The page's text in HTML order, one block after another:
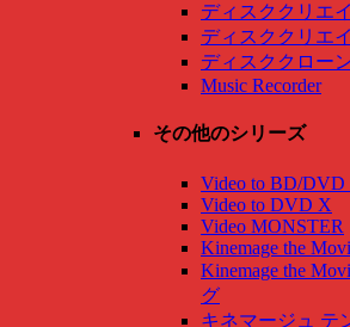
ディスククリエ
ディスククリエ
ディスククロー
Music Recorder
その他のシリーズ
Video to BD/DVD
Video to DVD X
Video MONSTER
Kinemage the
Kinemage the
グ
キネマージュ テ